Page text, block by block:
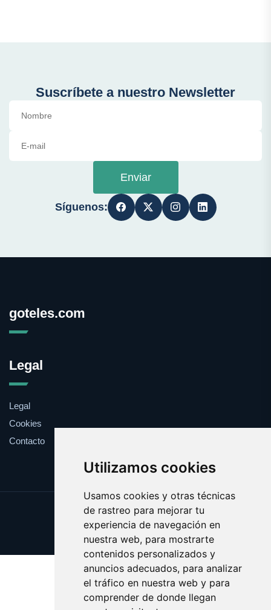
Utilizamos cookies
Usamos cookies y otras técnicas
de rastreo para mejorar tu
experiencia de navegación en
nuestra web, para mostrarte
contenidos personalizados y
anuncios adecuados, para analizar
el tráfico en nuestra web y para
comprender de donde llegan
Suscríbete a nuestro Newsletter
Enviar
Síguenos:
goteles.com
Legal
Legal
Cookies
Contacto
Update cookies preferences
Copyright © 2025 goteles.com